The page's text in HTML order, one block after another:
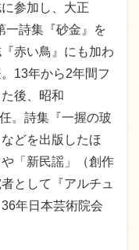
参加し、大正
一詩集『砂金』を
赤い鳥』にも加わ
13年から2年間フ
後、昭和
。詩集『一握の玻
どを出版したほ
「新民謡」（創作
として『アルチュ
年日本芸術院会